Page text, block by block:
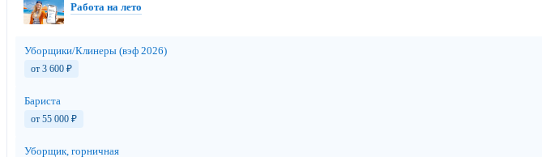
Работа на лето
Уборщики/Клинеры (вэф 2026)
от 3 600 ₽
Бариста
от 55 000 ₽
Уборщик, горничная